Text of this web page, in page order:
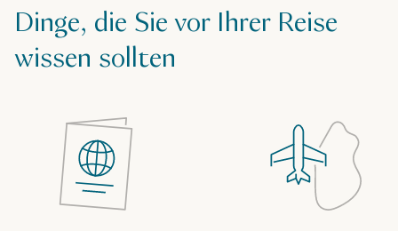
Dinge, die Sie vor Ihrer Reise
wissen sollten